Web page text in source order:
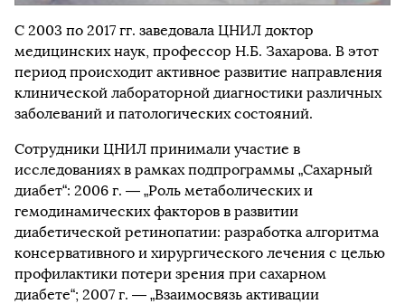
С 2003 по 2017 гг. заведовала ЦНИЛ доктор
медицинских наук, профессор Н.Б. Захарова. В этот
период происходит активное развитие направления
клинической лабораторной диагностики различных
заболеваний и патологических состояний.
Сотрудники ЦНИЛ принимали участие в
исследованиях в рамках подпрограммы „Сахарный
диабет“: 2006 г. — „Роль метаболических и
гемодинамических факторов в развитии
диабетической ретинопатии: разработка алгоритма
консервативного и хирургического лечения с целью
профилактики потери зрения при сахарном
диабете“; 2007 г. — „Взаимосвязь активации